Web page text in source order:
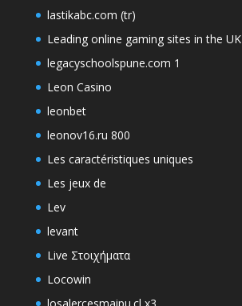
lastikabc.com (tr)
Leading online gaming sites in the UK
legacyschoolspune.com 1
Leon Casino
leonbet
leonov16.ru 800
Les caractéristiques uniques
Les jeux de
Lev
levant
Live Στοιχήματα
Locowin